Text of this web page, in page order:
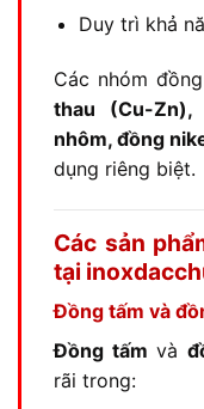
Duy trì khả
Các nhóm
thau (Cu-
nhôm, đồng
dụng riêng biệt.
Các sản
tại
Đồng tấm và
Đồng tấm và
rãi trong: